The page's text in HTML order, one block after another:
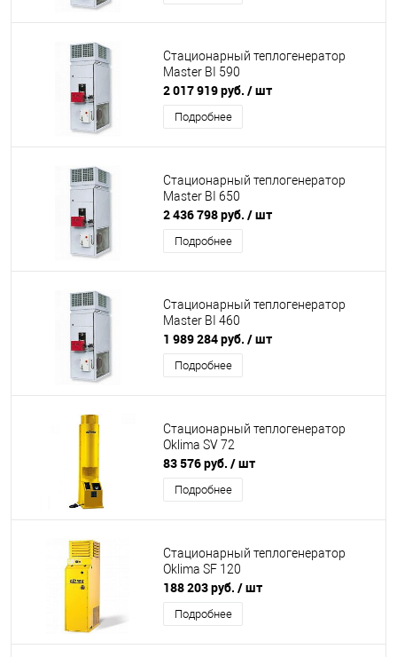
Стационарный теплогенератор
Master BI 590
2 017 919 руб. / шт
Подробнее
Стационарный теплогенератор
Master BI 650
2 436 798 руб. / шт
Подробнее
Стационарный теплогенератор
Master BI 460
1 989 284 руб. / шт
Подробнее
Стационарный теплогенератор
Oklima SV 72
83 576 руб. / шт
Подробнее
Стационарный теплогенератор
Oklima SF 120
188 203 руб. / шт
Подробнее